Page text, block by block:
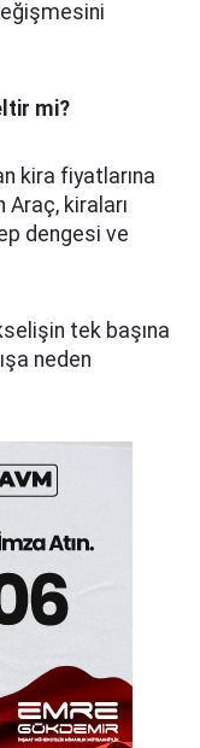
mi?
kira fiyatlarına
Araç, kiraları
dengesi ve
tek başına
neden